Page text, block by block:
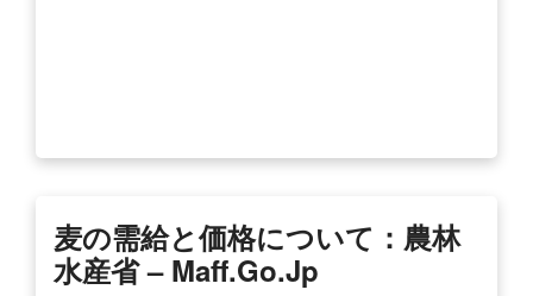
麦の需給と価格について：農林
水産省 – Maff.go.jp